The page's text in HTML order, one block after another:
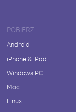
POBIERZ
Android
iPhone & iPad
Windows PC
Mac
Linux